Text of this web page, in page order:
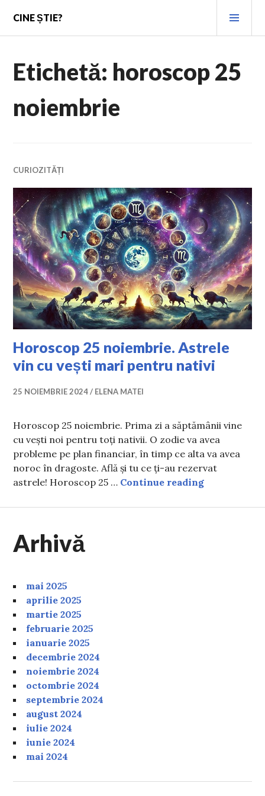
content
CINE ȘTIE?
Etichetă: horoscop 25
noiembrie
CURIOZITĂȚI
Horoscop 25 noiembrie. Astrele
vin cu vești mari pentru nativi
25 NOIEMBRIE 2024 ELENA MATEI
Horoscop 25 noiembrie. Prima zi a săptămânii vine
cu vești noi pentru toți nativii. O zodie va avea
probleme pe plan financiar, în timp ce alta va avea
noroc în dragoste. Află și tu ce ți-au rezervat
astrele! Horoscop 25 … Continue readingHoroscop
Arhivă
mai 2025
aprilie 2025
martie 2025
februarie 2025
ianuarie 2025
decembrie 2024
noiembrie 2024
octombrie 2024
septembrie 2024
august 2024
iulie 2024
iunie 2024
mai 2024